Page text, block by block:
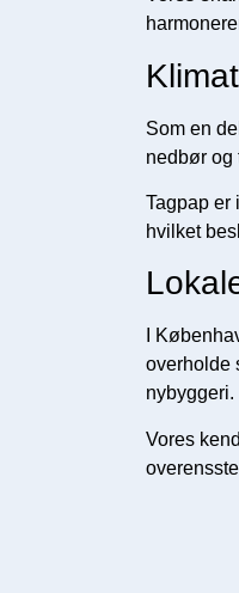
Som en
nedbør og
Tagpap er
hvilket
I
overholde
nybyggeri.
Vores